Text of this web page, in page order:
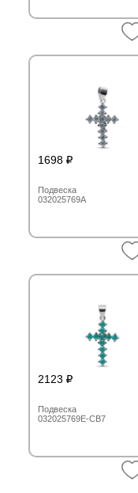
1698
Подвеска
032025769A
2123
Подвеска
032025769E-CB7